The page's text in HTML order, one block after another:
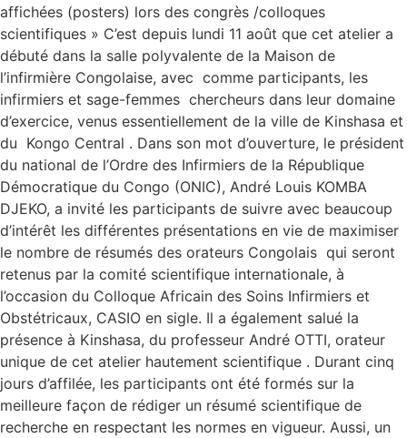
affichées (posters) lors des congrès /colloques
scientifiques » C’est depuis lundi 11 août que cet atelier a
débuté dans la salle polyvalente de la Maison de
l’infirmière Congolaise, avec comme participants, les
infirmiers et sage-femmes chercheurs dans leur domaine
d’exercice, venus essentiellement de la ville de Kinshasa et
du Kongo Central . Dans son mot d’ouverture, le président
du national de l’Ordre des Infirmiers de la République
Démocratique du Congo (ONIC), André Louis KOMBA
DJEKO, a invité les participants de suivre avec beaucoup
d’intérêt les différentes présentations en vie de maximiser
le nombre de résumés des orateurs Congolais qui seront
retenus par la comité scientifique internationale, à
l’occasion du Colloque Africain des Soins Infirmiers et
Obstétricaux, CASIO en sigle. Il a également salué la
présence à Kinshasa, du professeur André OTTI, orateur
unique de cet atelier hautement scientifique . Durant cinq
jours d’affilée, les participants ont été formés sur la
meilleure façon de rédiger un résumé scientifique de
recherche en respectant les normes en vigueur. Aussi, un